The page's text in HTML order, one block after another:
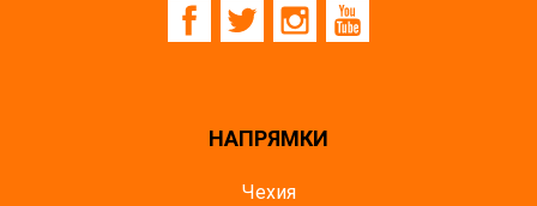
НАПРЯМКИ
Чехия